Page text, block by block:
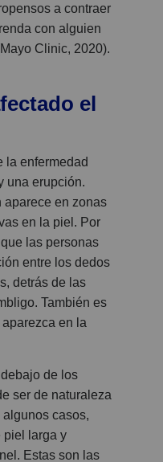
a contraer
con alguien
Clinic, 2020).
el
la enfermedad
una erupción.
aparece en zonas
en la piel. Por
las personas
entre los dedos
detrás de las
También es
en la
de los
ser de naturaleza
casos,
piel larga y
Estas son las